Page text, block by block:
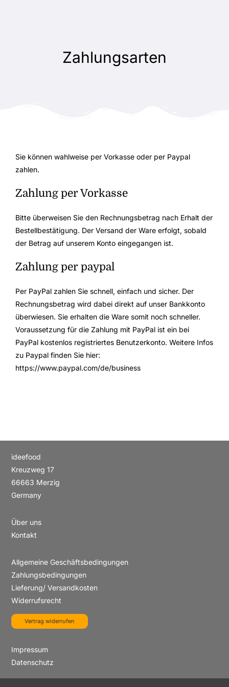
Zahlungsarten
Sie können wahlweise per Vorkasse oder per Paypal
zahlen.
Zahlung per Vorkasse
Bitte überweisen Sie den Rechnungsbetrag nach Erhalt der
Bestellbestätigung. Der Versand der Ware erfolgt, sobald
der Betrag auf unserem Konto eingegangen ist.
Zahlung per paypal
Per PayPal zahlen Sie schnell, einfach und sicher. Der
Rechnungsbetrag wird dabei direkt auf unser Bankkonto
überwiesen. Sie erhalten die Ware somit noch schneller.
Voraussetzung für die Zahlung mit PayPal ist ein bei
PayPal kostenlos registriertes Benutzerkonto. Weitere Infos
zu Paypal finden Sie hier:
https://www.paypal.com/de/business
ideefood
Kreuzweg 17
66663 Merzig
Germany
Über uns
Kontakt
Allgemeine Geschäftsbedingungen
Zahlungsbedingungen
Lieferung/ Versandkosten
Widerrufsrecht
Vertrag widerrufen
Impressum
Datenschutz